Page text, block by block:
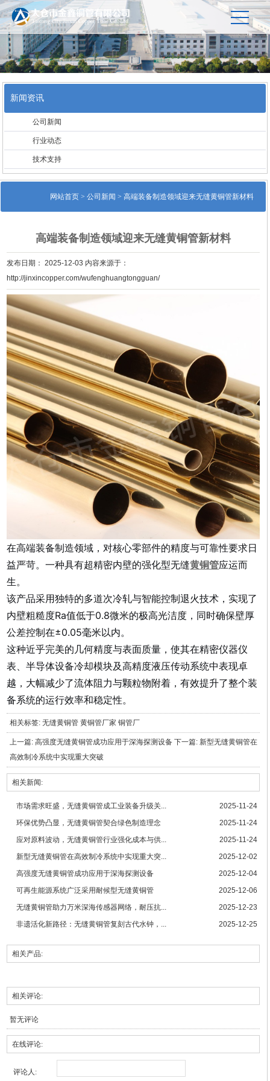
新闻资讯
公司新闻
行业动态
技术支持
网站首页 > 公司新闻 > 高端装备制造领域迎来无缝黄铜管新材料
高端装备制造领域迎来无缝黄铜管新材料
发布日期： 2025-12-03 内容来源于：
http://jinxincopper.com/wufenghuangtongguan/
在高端装备制造领域，对核心零部件的精度与可靠性要求日
益严苛。一种具有超精密内壁的强化型无缝黄铜管应运而
生。
该产品采用独特的多道次冷轧与智能控制退火技术，实现了
内壁粗糙度Ra值低于0.8微米的极高光洁度，同时确保壁厚
公差控制在±0.05毫米以内。
这种近乎完美的几何精度与表面质量，使其在精密仪器仪
表、半导体设备冷却模块及高精度液压传动系统中表现卓
越， 大幅减少了流体阻力与颗粒物附着，有效提升了整个装
备系统的运行效率和稳定性。
相关标签:无缝黄铜管 黄铜管厂家 铜管厂
上一篇:高强度无缝黄铜管成功应用于深海探测设备 下一篇:新型无缝黄铜管在
高效制冷系统中实现重大突破
相关新闻:
市场需求旺盛，无缝黄铜管成工业装备升级关...
2025-11-24
环保优势凸显，无缝黄铜管契合绿色制造理念
2025-11-24
应对原料波动，无缝黄铜管行业强化成本与供...
2025-11-24
新型无缝黄铜管在高效制冷系统中实现重大突...
2025-12-02
高强度无缝黄铜管成功应用于深海探测设备
2025-12-04
可再生能源系统广泛采用耐候型无缝黄铜管
2025-12-06
无缝黄铜管助力万米深海传感器网络，耐压抗...
2025-12-23
非遗活化新路径：无缝黄铜管复刻古代水钟，...
2025-12-25
相关产品:
相关评论:
暂无评论
在线评论:
评论人: